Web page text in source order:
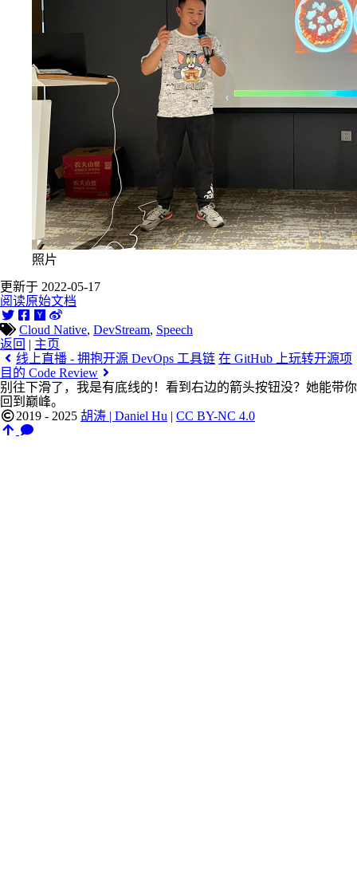
照片
更新于 2022-05-17
阅读原始文档
Cloud Native, DevStream, Speech
返回 | 主页
线上直播 - 拥抱开源 DevOps 工具链 在 GitHub 上玩转开源项
目的 Code Review
别往下滑了，我是有底线的！看到右边的箭头按钮没？她能带你
回到巅峰。
2019 - 2025 胡涛 | Daniel Hu | CC BY-NC 4.0